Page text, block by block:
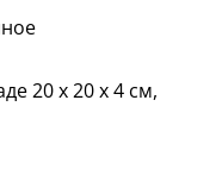
20 х 20 х 4 см,